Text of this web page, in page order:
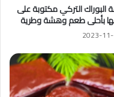
التركي مكتوبة على
بأحلى طعم وهشة وطرية
2023-